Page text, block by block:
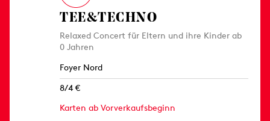
TEE&TECHNO
Relaxed Concert für Eltern und ihre Kinder ab
0 Jahren
Foyer Nord
8/4 €
Karten ab Vorverkaufsbeginn